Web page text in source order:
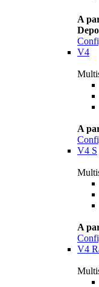
A
V4
A
V4 S
A
V4